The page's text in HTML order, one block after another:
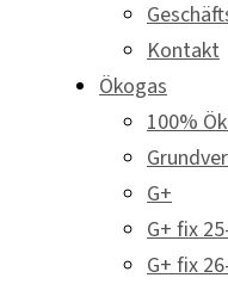
Kontakt
Ökogas
100%
G+
G+ fix
G+ fix